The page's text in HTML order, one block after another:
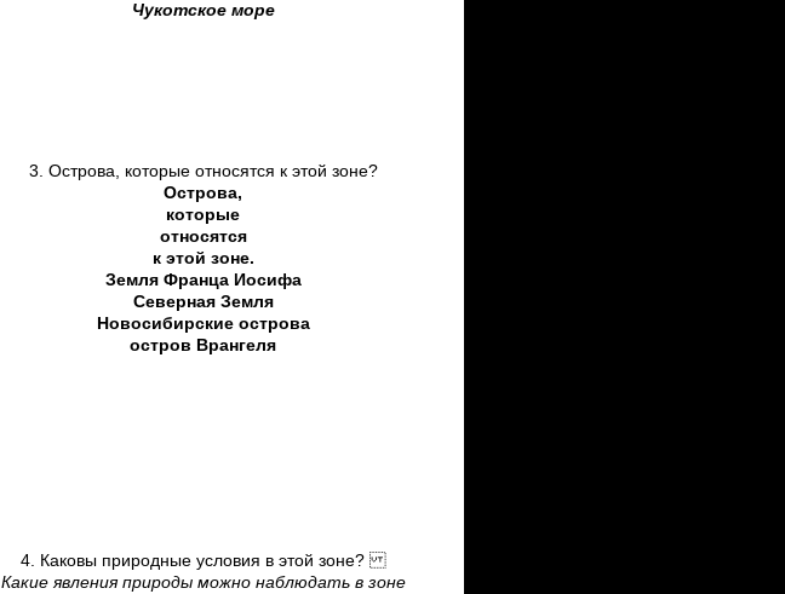
Чукотское море
3. Острова, которые относятся к этой зоне?
Острова,
которые
относятся
к этой зоне.
Земля Франца Иосифа
Северная Земля
Новосибирские острова
остров Врангеля
4. Каковы природные условия в этой зоне?
Какие явления природы можно наблюдать в зоне